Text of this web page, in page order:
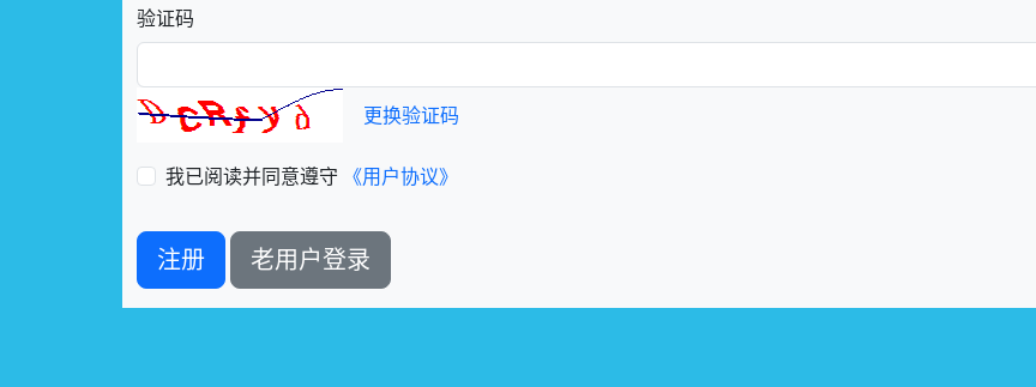
验证码
更换验证码
我已阅读并同意遵守 《用户协议》
注册 老用户登录